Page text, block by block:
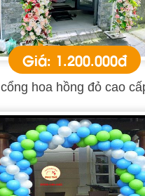
Giá: 1.200.000đ
cổng hoa hồng đỏ cao